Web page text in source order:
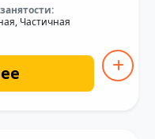
Частичная